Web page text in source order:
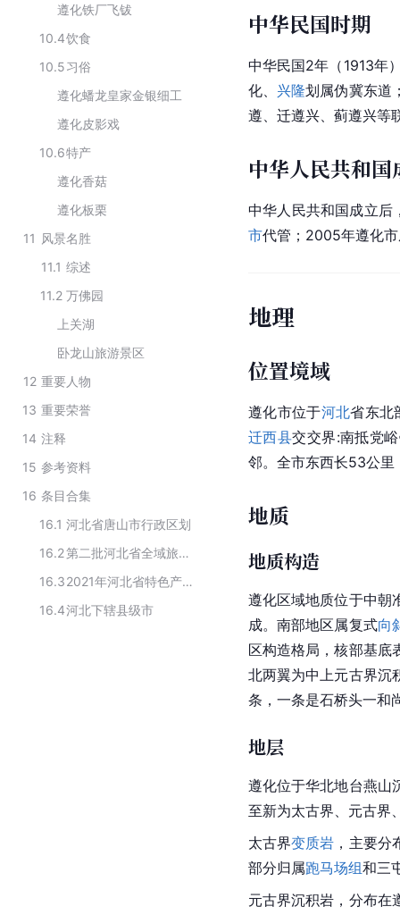
遵化铁厂飞钹
10.4饮食
10.5习俗
遵化蟠龙皇家金银细工
遵化皮影戏
10.6特产
遵化香菇
遵化板栗
11 风景名胜
11.1 综述
11.2 万佛园
上关湖
卧龙山旅游景区
12 重要人物
13 重要荣誉
14 注释
15 参考资料
16 条目合集
16.1 河北省唐山市行政区划
16.2
第二批河北省全域旅游示范区名单
16.3
2021年河北省特色产业名县（市）
16.4河北下辖县级市
中华民国时期
中华民国2年（1913年
化、 兴隆划属伪冀东道
遵、迁遵兴、蓟遵兴等
中华人民共和国
中华人民共和国成立后
市代管；2005年遵化
地理
位置境域
遵化市位于河北省东北
迁西县交交界:南抵党
邻。全市东西长53公里
地质
地质构造
遵化区域地质位于中朝
成。南部地区属复式向
区构造格局，核部基底
北两翼为中上元古界沉
条，一条是石桥头一和
地层
遵化位于华北地台燕山
至新为太古界、元古界
太古界变质岩 ，主要
部分归属跑马场组和三
元古界沉积岩，分布在